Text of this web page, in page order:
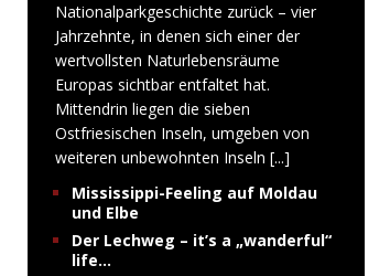
Nationalparkgeschichte zurück – vier
Jahrzehnte, in denen sich einer der
wertvollsten Naturlebensräume
Europas sichtbar entfaltet hat.
Mittendrin liegen die sieben
Ostfriesischen Inseln, umgeben von
weiteren unbewohnten Inseln [...]
Mississippi-Feeling auf Moldau
und Elbe
Der Lechweg – it’s a „wanderful“
life…